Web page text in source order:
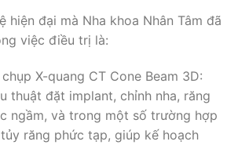
hiện đại mà Nha khoa Nhân Tâm đã
việc điều trị là:
X-quang CT Cone Beam 3D:
thuật đặt implant, chỉnh nha, răng
ngầm, và trong một số trường hợp
răng phức tạp, giúp kế hoạch